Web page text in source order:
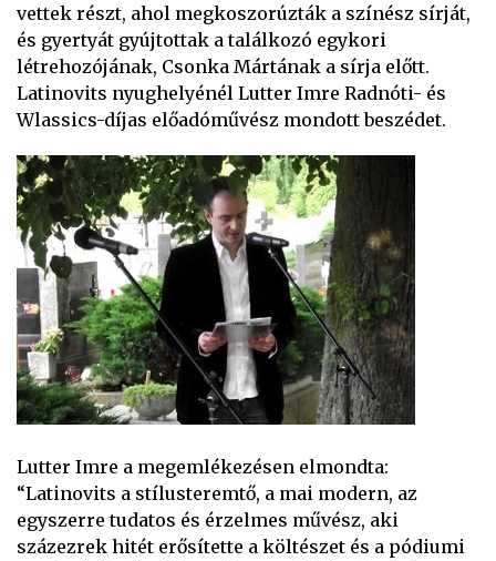
vettek részt, ahol megkoszorúzták a színész sírját,
és gyertyát gyújtottak a találkozó egykori
létrehozójának, Csonka Mártának a sírja előtt.
Latinovits nyughelyénél Lutter Imre Radnóti- és
Wlassics-díjas előadóművész mondott beszédet.
Lutter Imre a megemlékezésen elmondta:
“Latinovits a stílusteremtő, a mai modern, az
egyszerre tudatos és érzelmes művész, aki
százezrek hitét erősítette a költészet és a pódiumi